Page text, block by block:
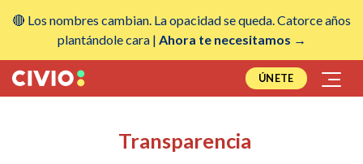
🔴 Los nombres cambian. La opacidad se queda. Catorce años
plantándole cara | Ahora te necesitamos →
ÚNETE
Transparencia